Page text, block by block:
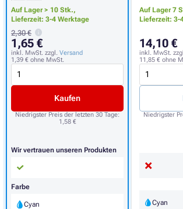
Auf Lager 7
Lieferzeit: 3-
14,10 €
inkl. MwSt.
11,85 € ohne
Niedrigster
Cyan
Auf Lager > 10 Stk.,
Lieferzeit: 3-4 Werktage
2,30 €
1,65 €
inkl. MwSt. zzgl. Versand
1,39 € ohne MwSt.
Kaufen
Niedrigster Preis der letzten 30 Tage:
1,58 €
Wir vertrauen unseren Produkten
Farbe
Cyan